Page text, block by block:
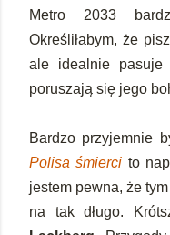
Metro 2033
Określiłabym, że
ale idealnie
poruszają się jego
Bardzo przyjemnie
Polisa śmierci to
jestem pewna, że
na tak długo.